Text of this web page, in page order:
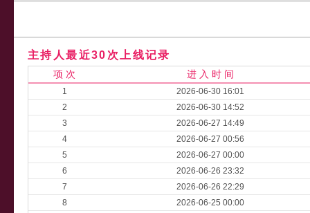
主持人最近30次上线记录
项 次 进 入 时 间
1
2026-06-30 16:01
2
2026-06-30 14:52
3
2026-06-27 14:49
4
2026-06-27 00:56
5
2026-06-27 00:00
6
2026-06-26 23:32
7
2026-06-26 22:29
8
2026-06-25 00:00